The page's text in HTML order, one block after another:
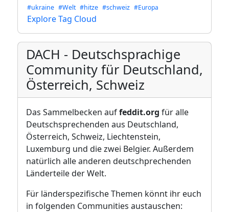
#ukraine #Welt #hitze #schweiz #Europa
Explore Tag Cloud
DACH - Deutschsprachige
Community für Deutschland,
Österreich, Schweiz
Das Sammelbecken auffeddit.org für alle
Deutschsprechenden aus Deutschland,
Österreich, Schweiz, Liechtenstein,
Luxemburg und die zwei Belgier. Außerdem
natürlich alle anderen deutschprechenden
Länderteile der Welt.
Für länderspezifische Themen könnt ihr euch
in folgenden Communities austauschen: